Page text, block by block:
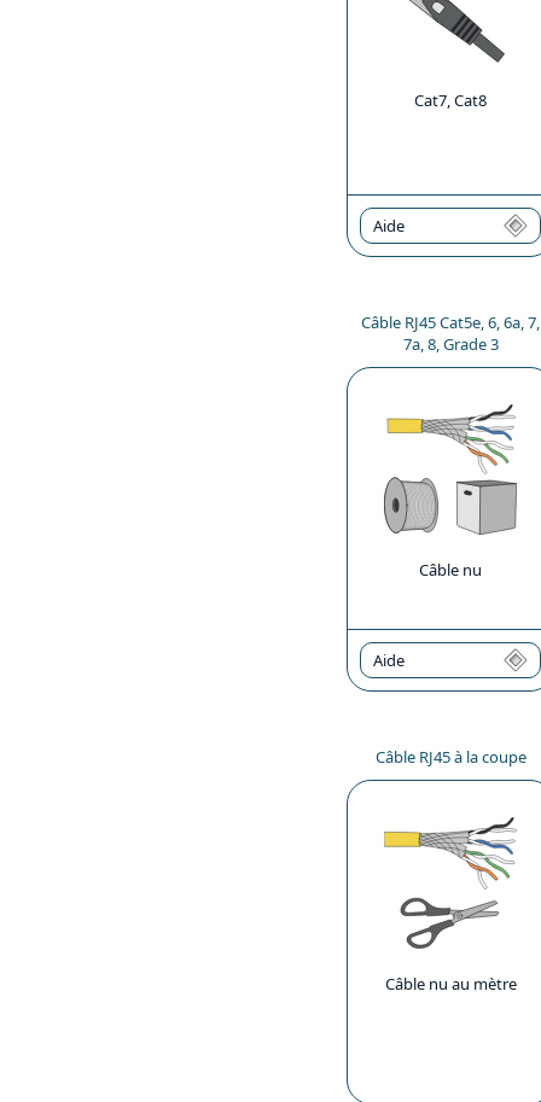
Cat7, Cat8
Aide
Câble RJ45 Cat5e, 6, 6a, 7,
7a, 8, Grade 3
Câble nu
Aide
Câble RJ45 à la coupe
Câble nu au mètre